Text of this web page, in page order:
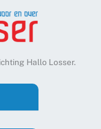
Hallo Losser.